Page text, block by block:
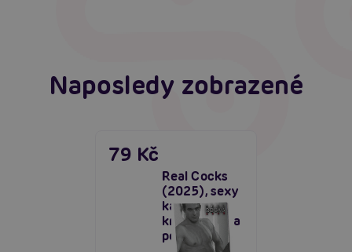
Naposledy zobrazené
Real Cocks
(2025), sexy
kalendář
krásní muži a
penisy
79 Kč